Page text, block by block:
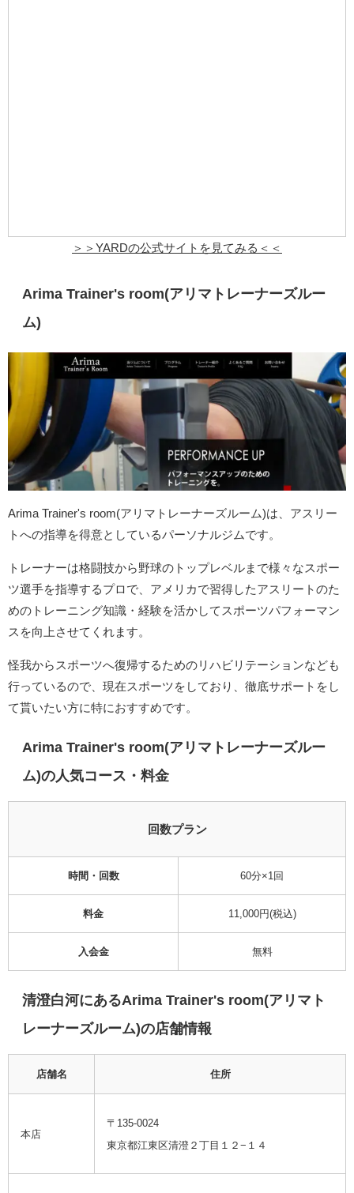
＞＞ YARDの公式サイトを見てみる＜＜
Arima Trainer's room(アリマトレーナーズルー
ム)
Arima Trainer's room(アリマトレーナーズルーム)は、アスリー
トへの指導を得意としているパーソナルジムです。
トレーナーは格闘技から野球のトップレベルまで様々なスポー
ツ選手を指導するプロで、アメリカで習得したアスリートのた
めのトレーニング知識・経験を活かしてスポーツパフォーマン
スを向上させてくれます。
怪我からスポーツへ復帰するためのリハビリテーションなども
行っているので、現在スポーツをしており、徹底サポートをし
て貰いたい方に特におすすめです。
Arima Trainer's room(アリマトレーナーズルー
ム)の人気コース・料金
回数プラン
時間・回数 60分×1回
料金 11,000円(税込)
入会金 無料
清澄白河にあるArima Trainer's room(アリマト
レーナーズルーム)の店舗情報
店舗名 住所
本店
〒135-0024
東京都江東区清澄２丁目１２−１４